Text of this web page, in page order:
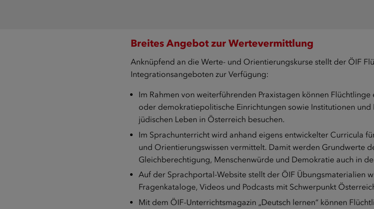
Breites Angebot zur Wertevermittlung
Anknüpfend an die Werte- und Orientierungskurse stellt der ÖIF
Integrationsangeboten zur Verfügung:
Im Rahmen von weiterführenden Praxistagen können
oder demokratiepolitische Einrichtungen sowie Institutionen und
jüdischen Leben in Österreich besuchen.
Im Sprachunterricht wird anhand eigens entwickelter Curricula
und Orientierungswissen vermittelt. Damit werden Grundwerte
Gleichberechtigung, Menschenwürde und Demokratie auch in
Auf der Sprachportal-Website stellt der ÖIF Übungsmaterialien
Fragenkataloge, Videos und Podcasts mit Schwerpunkt
Mit dem ÖIF-Unterrichtsmagazin „Deutsch lernen“ können